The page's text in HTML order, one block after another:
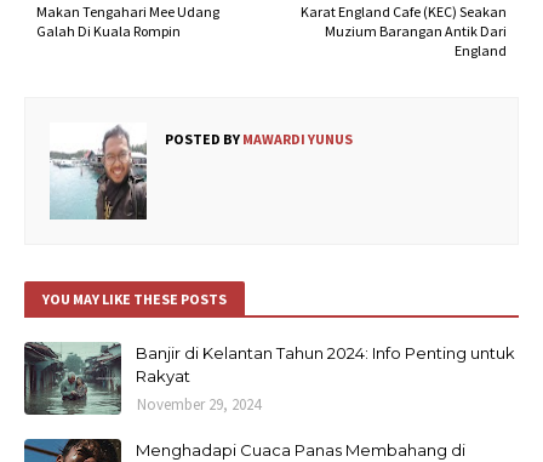
Karat England Cafe (KEC) Seakan
Muzium Barangan Antik Dari
England
Makan Tengahari Mee Udang
Galah Di Kuala Rompin
POSTED BY MAWARDI YUNUS
YOU MAY LIKE THESE POSTS
Banjir di Kelantan Tahun 2024: Info Penting untuk
Rakyat
November 29, 2024
Menghadapi Cuaca Panas Membahang di